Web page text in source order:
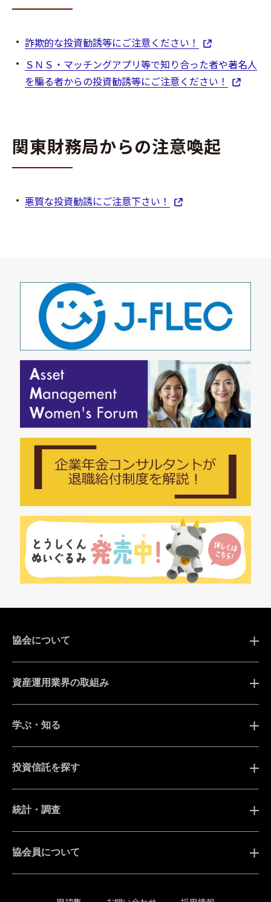
詐欺的な投資勧誘等にご注意ください！
ＳＮＳ・マッチングアプリ等で知り合った者や著名人
を騙る者からの投資勧誘等にご注意ください！
関東財務局からの注意喚起
悪質な投資勧誘にご注意下さい！
協会について
資産運用業界の取組み
学ぶ・知る
投資信託を探す
統計・調査
協会員について